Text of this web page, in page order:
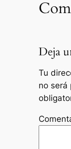
Deja
Tu
no será